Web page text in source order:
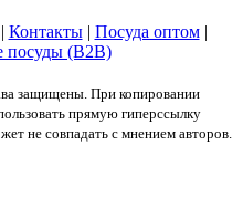
Контакты| Посуда оптом|
посуды (B2B)
защищены. При копировании
прямую гиперссылку
не совпадать с мнением авторов.